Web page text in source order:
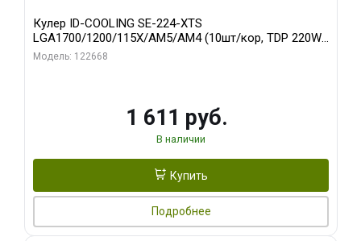
Кулер ID-COOLING SE-224-XTS
LGA1700/1200/115X/AM5/AM4 (10шт/кор, TDP 220W,
PWM, 4 тепл.трубки прямого контакта, FAN 120mm)
Модель: 122668
1 611 руб.
В наличии
Купить
Подробнее